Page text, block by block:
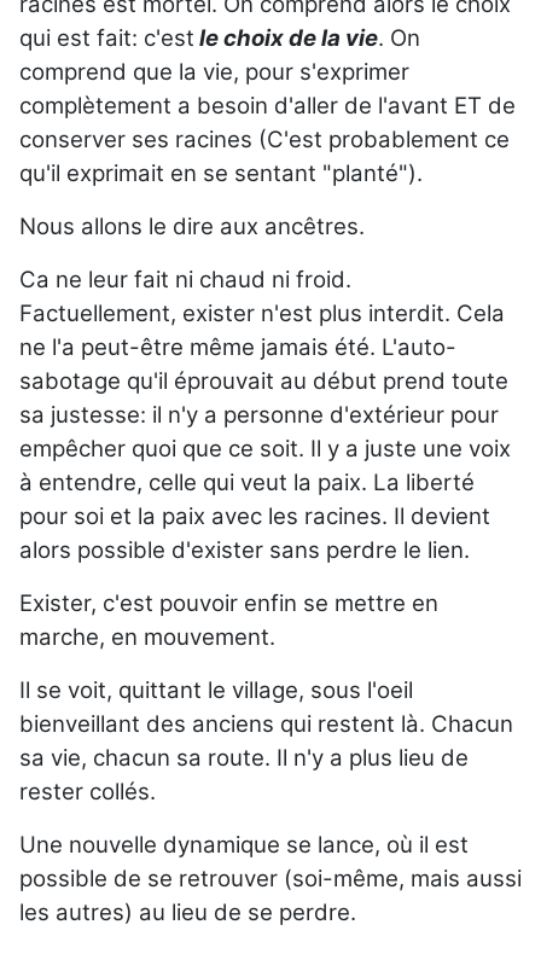
qui est fait: c'est le choix de la vie. On
comprend que la vie, pour s'exprimer
complètement a besoin d'aller de l'avant ET de
conserver ses racines (C'est probablement ce
qu'il exprimait en se sentant "planté").
Nous allons le dire aux ancêtres.
Ca ne leur fait ni chaud ni froid.
Factuellement, exister n'est plus interdit. Cela
ne l'a peut-être même jamais été. L'auto-
sabotage qu'il éprouvait au début prend toute
sa justesse: il n'y a personne d'extérieur pour
empêcher quoi que ce soit. Il y a juste une voix
à entendre, celle qui veut la paix. La liberté
pour soi et la paix avec les racines. Il devient
alors possible d'exister sans perdre le lien.
Exister, c'est pouvoir enfin se mettre en
marche, en mouvement.
Il se voit, quittant le village, sous l'oeil
bienveillant des anciens qui restent là. Chacun
sa vie, chacun sa route. Il n'y a plus lieu de
rester collés.
Une nouvelle dynamique se lance, où il est
possible de se retrouver (soi-même, mais aussi
les autres) au lieu de se perdre.